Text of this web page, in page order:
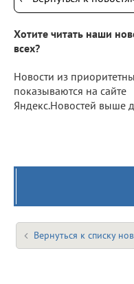
Хотите читать наши
всех?
Новости из
показываются на сайте
Яндекс.Новостей выше
Вернуться к списку